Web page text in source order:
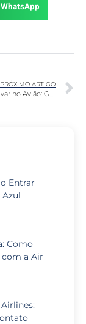
WhatsApp
PRÓXIMO ARTIGO
Entrar
Como
a Air